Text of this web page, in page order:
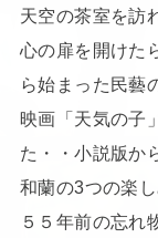
天空の茶室を訪
心の扉を開けた
ら始まった民藝
映画「天気の子
た・・小説版か
和蘭の3つの楽
５５年前の忘れ